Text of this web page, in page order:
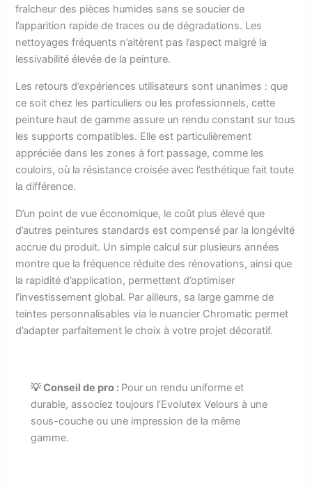
fraîcheur des pièces humides sans se soucier de
l’apparition rapide de traces ou de dégradations. Les
nettoyages fréquents n’altèrent pas l’aspect malgré la
lessivabilité élevée de la peinture.
Les retours d’expériences utilisateurs sont unanimes : que
ce soit chez les particuliers ou les professionnels, cette
peinture haut de gamme assure un rendu constant sur tous
les supports compatibles. Elle est particulièrement
appréciée dans les zones à fort passage, comme les
couloirs, où la résistance croisée avec l’esthétique fait toute
la différence.
D’un point de vue économique, le coût plus élevé que
d’autres peintures standards est compensé par la longévité
accrue du produit. Un simple calcul sur plusieurs années
montre que la fréquence réduite des rénovations, ainsi que
la rapidité d’application, permettent d’optimiser
l’investissement global. Par ailleurs, sa large gamme de
teintes personnalisables via le nuancier Chromatic permet
d’adapter parfaitement le choix à votre projet décoratif.
💡 Conseil de pro : Pour un rendu uniforme et
durable, associez toujours l’Evolutex Velours à une
sous-couche ou une impression de la même
gamme.